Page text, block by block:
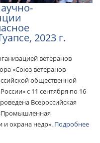
2023 г.
ветеранов
«Союз ветеранов
общественной
с 11 сентября по 16
Всероссийская
и охрана недр». Подробнее